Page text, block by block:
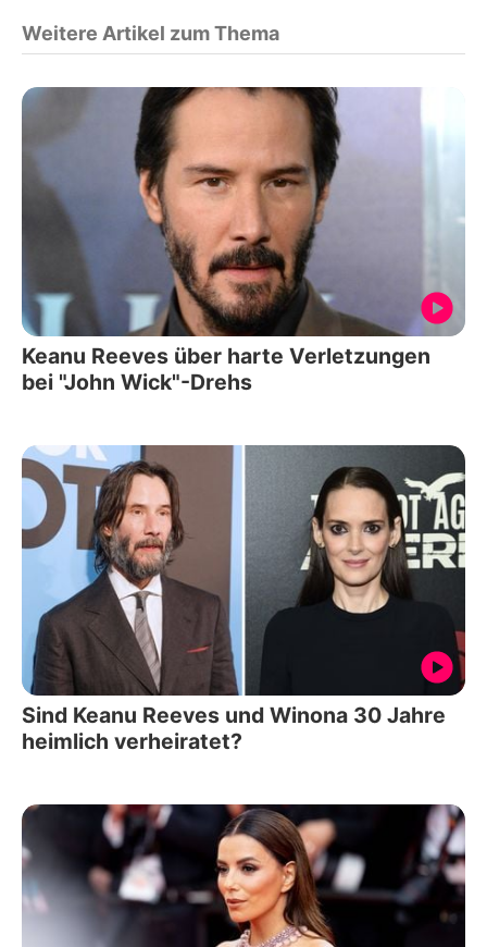
Weitere Artikel zum Thema
Keanu Reeves über harte Verletzungen
bei "John Wick"-Drehs
Sind Keanu Reeves und Winona 30 Jahre
heimlich verheiratet?